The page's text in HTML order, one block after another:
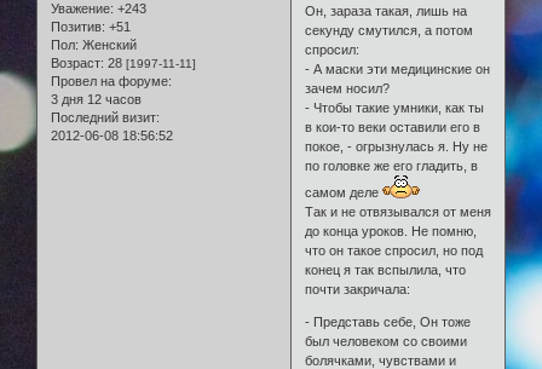
Уважение: +243
Позитив: +51
Пол: Женский
Возраст: 28 [1997-11-11]
Провел на форуме:
3 дня 12 часов
Последний визит:
2012-06-08 18:56:52
Он, зараза такая, лишь на
секунду смутился, а потом
спросил:
- А маски эти медицинские он
зачем носил?
- Чтобы такие умники, как ты
в кои-то веки оставили его в
покое, - огрызнулась я. Ну не
по головке же его гладить, в
самом деле
Так и не отвязывался от меня
до конца уроков. Не помню,
что он такое спросил, но под
конец я так вспылила, что
почти закричала:
- Представь себе, Он тоже
был человеком со своими
болячками, чувствами и